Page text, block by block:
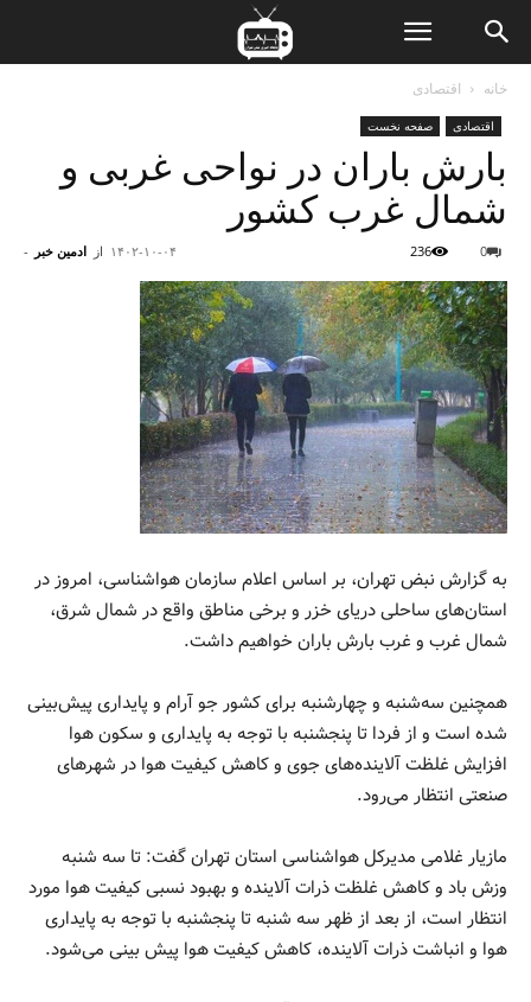
خانه اقتصادی
اقتصادی صفحه نخست
بارش باران در نواحی غربی و
شمال غرب کشور
از ادمین خبر - ۱۴۰۲-۱۰-۰۴ 0
236
به گزارش نبض تهران، بر اساس اعلام سازمان هواشناسی، امروز در
استان‌های ساحلی دریای خزر و برخی مناطق واقع در شمال شرق،
شمال غرب و غرب بارش باران خواهیم داشت.
همچنین سه‌شنبه و چهارشنبه برای کشور جو آرام و پایداری پیش‌بینی
شده است و از فردا تا پنجشنبه با توجه به پایداری و سکون هوا
افزایش غلظت آلاینده‌های جوی و کاهش کیفیت هوا در شهرهای
صنعتی انتظار می‌رود.
مازیار غلامی مدیرکل هواشناسی استان تهران گفت: تا سه شنبه
وزش باد و کاهش غلظت ذرات آلاینده و بهبود نسبی کیفیت هوا مورد
انتظار است، از بعد از ظهر سه شنبه تا پنجشنبه با توجه به پایداری
هوا و انباشت ذرات آلاینده، کاهش کیفیت هوا پیش بینی می‌شود.